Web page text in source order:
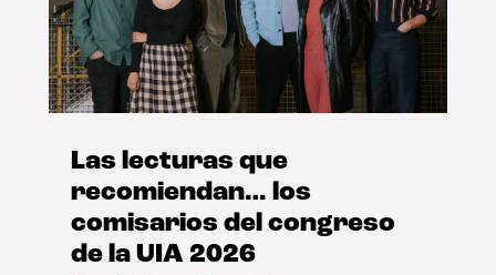
Las lecturas que
recomiendan… los
comisarios del congreso
de la UIA 2026